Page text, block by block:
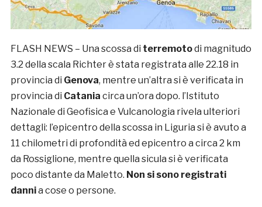
FLASH NEWS – Una scossa di terremotodi magnitudo
3.2 della scala Richter è stata registrata alle 22.18 in
provincia di Genova, mentre un’altra si è verificata in
provincia di Catania circa un’ora dopo. l’Istituto
Nazionale di Geofisica e Vulcanologia rivela ulteriori
dettagli: l’epicentro della scossa in Liguria si è avuto a
11 chilometri di profondità ed epicentro a circa 2 km
da Rossiglione, mentre quella sicula si è verificata
poco distante da Maletto. Non si sono registrati
dannia cose o persone.